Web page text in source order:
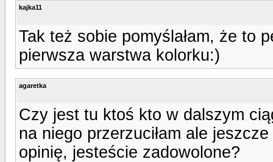
kajka11
Tak też sobie pomyślałam, że to
pierwsza warstwa kolorku:)
agaretka
Czy jest tu ktoś kto w dalszym
na niego przerzuciłam ale
opinię, jesteście zadowolone?